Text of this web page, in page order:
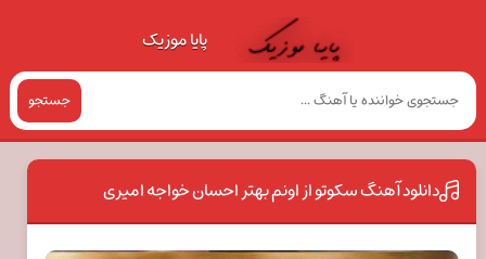
پایا موزیک
جستجو
دانلود آهنگ سکوتو از اونم بهتر احسان خواجه امیری